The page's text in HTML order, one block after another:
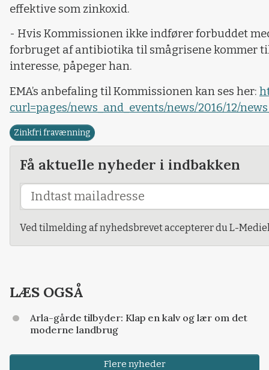
effektive som zinkoxid.
- Hvis Kommissionen ikke indfører forbuddet
forbruget af antibiotika til smågrisene kommer
interesse, påpeger han.
EMA’s anbefaling til Kommissionen kan ses her:
curl=pages/news_and_events/news/2016/12/
Zinkfri fravænning
Få aktuelle nyheder i indbakken
Ved tilmelding af nyhedsbrevet accepterer du L-
LÆS OGSÅ
Arla-gårde tilbyder: Klap en kalv og lær om det
moderne landbrug
Flere nyheder